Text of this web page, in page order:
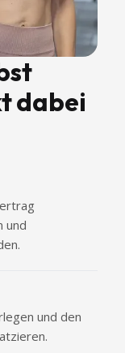
dabei
und
und den